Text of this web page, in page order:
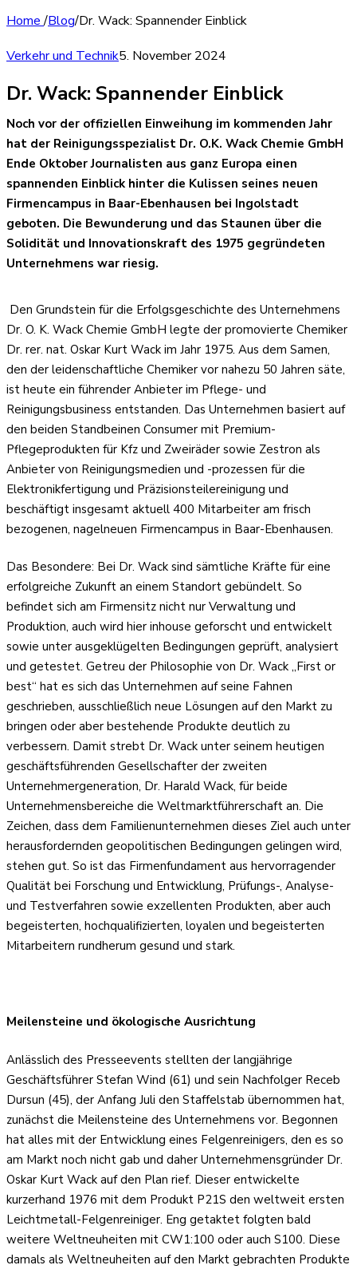
Home/Blog/Dr. Wack: Spannender Einblick
Verkehr und Technik5. November 2024
Dr. Wack: Spannender Einblick
Noch vor der offiziellen Einweihung im kommenden Jahr
hat der Reinigungsspezialist Dr. O.K. Wack Chemie GmbH
Ende Oktober Journalisten aus ganz Europa einen
spannenden Einblick hinter die Kulissen seines neuen
Firmencampus in Baar-Ebenhausen bei Ingolstadt
geboten. Die Bewunderung und das Staunen über die
Solidität und Innovationskraft des 1975 gegründeten
Unternehmens war riesig.
Den Grundstein für die Erfolgsgeschichte des Unternehmens
Dr. O. K. Wack Chemie GmbH legte der promovierte Chemiker
Dr. rer. nat. Oskar Kurt Wack im Jahr 1975. Aus dem Samen,
den der leidenschaftliche Chemiker vor nahezu 50 Jahren säte,
ist heute ein führender Anbieter im Pflege- und
Reinigungsbusiness entstanden. Das Unternehmen basiert auf
den beiden Standbeinen Consumer mit Premium-
Pflegeprodukten für Kfz und Zweiräder sowie Zestron als
Anbieter von Reinigungsmedien und -prozessen für die
Elektronikfertigung und Präzisionsteilereinigung und
beschäftigt insgesamt aktuell 400 Mitarbeiter am frisch
bezogenen, nagelneuen Firmencampus in Baar-Ebenhausen.
Das Besondere: Bei Dr. Wack sind sämtliche Kräfte für eine
erfolgreiche Zukunft an einem Standort gebündelt. So
befindet sich am Firmensitz nicht nur Verwaltung und
Produktion, auch wird hier inhouse geforscht und entwickelt
sowie unter ausgeklügelten Bedingungen geprüft, analysiert
und getestet. Getreu der Philosophie von Dr. Wack „First or
best“ hat es sich das Unternehmen auf seine Fahnen
geschrieben, ausschließlich neue Lösungen auf den Markt zu
bringen oder aber bestehende Produkte deutlich zu
verbessern. Damit strebt Dr. Wack unter seinem heutigen
geschäftsführenden Gesellschafter der zweiten
Unternehmergeneration, Dr. Harald Wack, für beide
Unternehmensbereiche die Weltmarktführerschaft an. Die
Zeichen, dass dem Familienunternehmen dieses Ziel auch unter
herausfordernden geopolitischen Bedingungen gelingen wird,
stehen gut. So ist das Firmenfundament aus hervorragender
Qualität bei Forschung und Entwicklung, Prüfungs-, Analyse-
und Testverfahren sowie exzellenten Produkten, aber auch
begeisterten, hochqualifizierten, loyalen und begeisterten
Mitarbeitern rundherum gesund und stark.
Meilensteine und ökologische Ausrichtung
Anlässlich des Presseevents stellten der langjährige
Geschäftsführer Stefan Wind (61) und sein Nachfolger Receb
Dursun (45), der Anfang Juli den Staffelstab übernommen hat,
zunächst die Meilensteine des Unternehmens vor. Begonnen
hat alles mit der Entwicklung eines Felgenreinigers, den es so
am Markt noch nicht gab und daher Unternehmensgründer Dr.
Oskar Kurt Wack auf den Plan rief. Dieser entwickelte
kurzerhand 1976 mit dem Produkt P21S den weltweit ersten
Leichtmetall-Felgenreiniger. Eng getaktet folgten bald
weitere Weltneuheiten mit CW1:100 oder auch S100. Diese
damals als Weltneuheiten auf den Markt gebrachten Produkte